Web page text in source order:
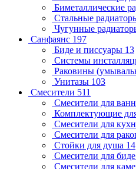
Биметаллические
Стальные
Чугунные
Санфаянс 197
Биде и писсуары 13
Системы
Раковины
Унитазы 103
Смесители 511
Смесители для
Комплектующие
Смесители для
Смесители для
Стойки для душа 14
Смесители для биде
Смесители для